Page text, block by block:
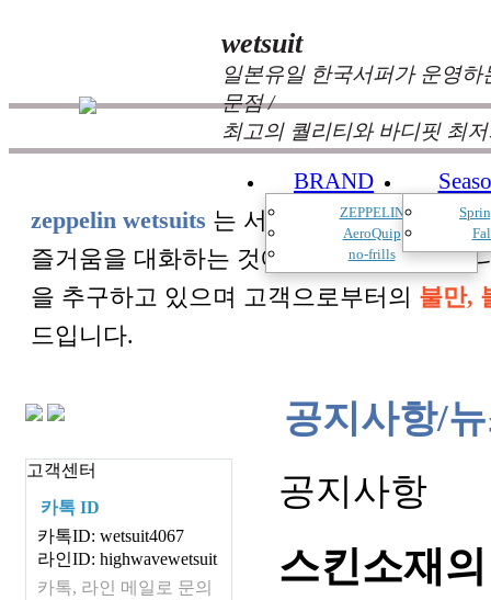
wetsuit
일본유일 한국서퍼가 운영
문점 /
최고의 퀄리티와 바디핏 최
BRAND
ZEPPELIN
AeroQuip
no-frills
zeppelin wetsuits 는 서퍼들의 느낌과 의견
즐거움을 대화하는 것에 목표를 두고 있
을 추구하고 있으며 고객으로부터의 불만,
드입니다.
고객센터
카톡 ID
카톡ID: wetsuit4067
라인ID: highwavewetsuit
카톡, 라인 메일로 문의
공지사항/
공지사항
스킨소재